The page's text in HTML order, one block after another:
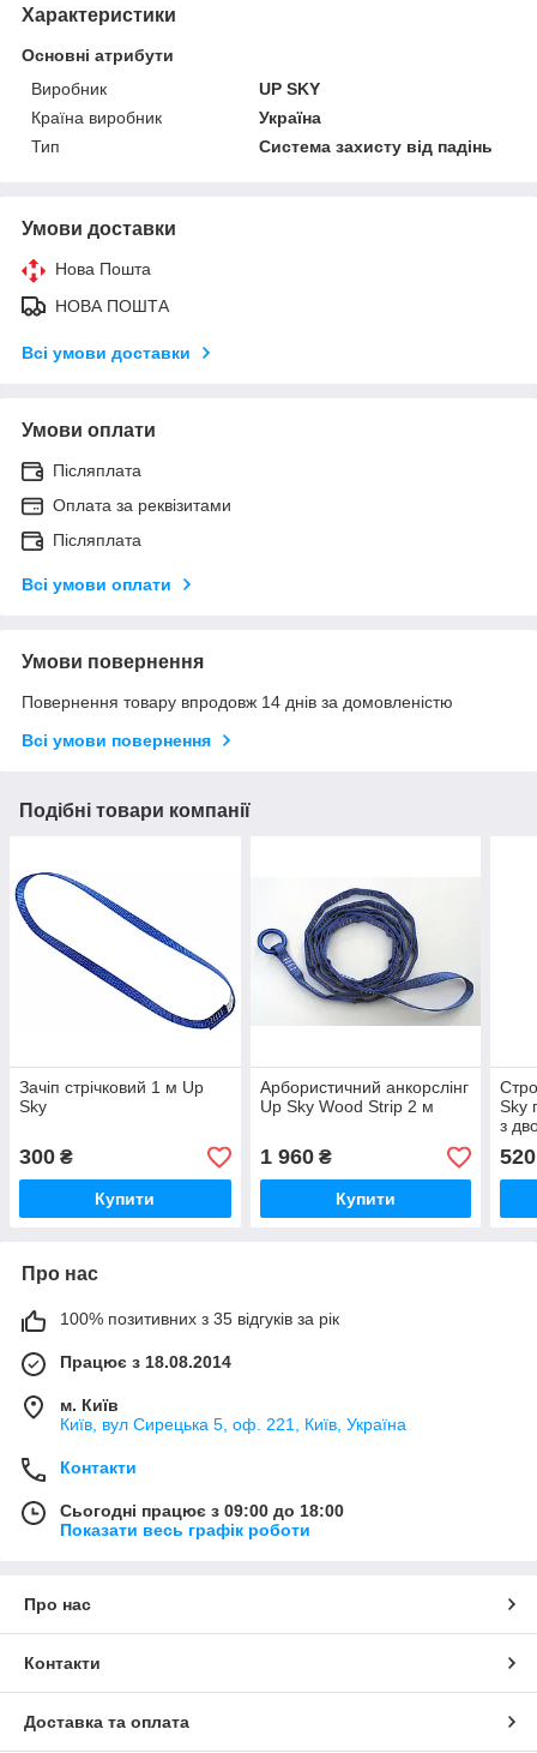
Характеристики
Основні атрибути
Виробник
UP SKY
Країна виробник
Україна
Тип
Система захисту від падінь
Умови доставки
Нова Пошта
НОВА ПОШТА
Всі умови доставки
Умови оплати
Післяплата
Оплата за реквізитами
Післяплата
Всі умови оплати
Умови повернення
Повернення товару впродовж 14 днів за домовленістю
Всі умови повернення
Подібні товари компанії
Зачіп стрічковий 1 м Up
Sky
300 ₴
Купити
Арбористичний анкорслінг
Up Sky Wood Strip 2 м
1 960₴
Купити
Sky
з
520
Про нас
100% позитивних з 35 відгуків за рік
Працює з 18.08.2014
м. Київ
Київ, вул Сирецька 5, оф. 221, Київ, Україна
Контакти
Сьогодні працює з 09:00 до 18:00
Показати весь графік роботи
Про нас
Контакти
Доставка та оплата